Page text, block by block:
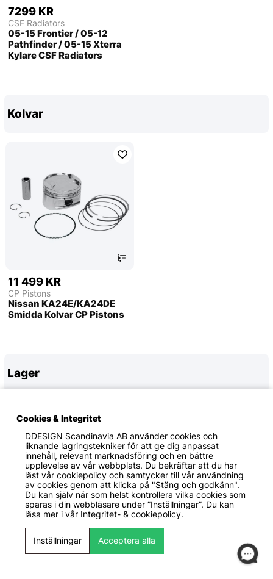
7299 KR
CSF Radiators
05-15 Frontier / 05-12
Pathfinder / 05-15 Xterra
Kylare CSF Radiators
Kolvar
11 499 KR
CP Pistons
Nissan KA24E/KA24DE
Smidda Kolvar CP Pistons
Lager
89 KR
King Engine Bearings
Cookies & Integritet
DDESIGN Scandinavia ABanvänder cookies och
liknande lagringstekniker för att ge dig anpassat
innehåll, relevant marknadsföring och en bättre
upplevelse av vår webbplats. Du bekräftar att du har
läst vår cookiepolicy och samtycker till vår användning
av cookies genom att klicka på "Stäng och godkänn".
Du kan själv när som helst kontrollera vilka cookies som
sparas i din webbläsare under ”Inställningar”. Du kan
läsa mer i vår Integritet- & cookiepolicy.
Inställningar Acceptera alla